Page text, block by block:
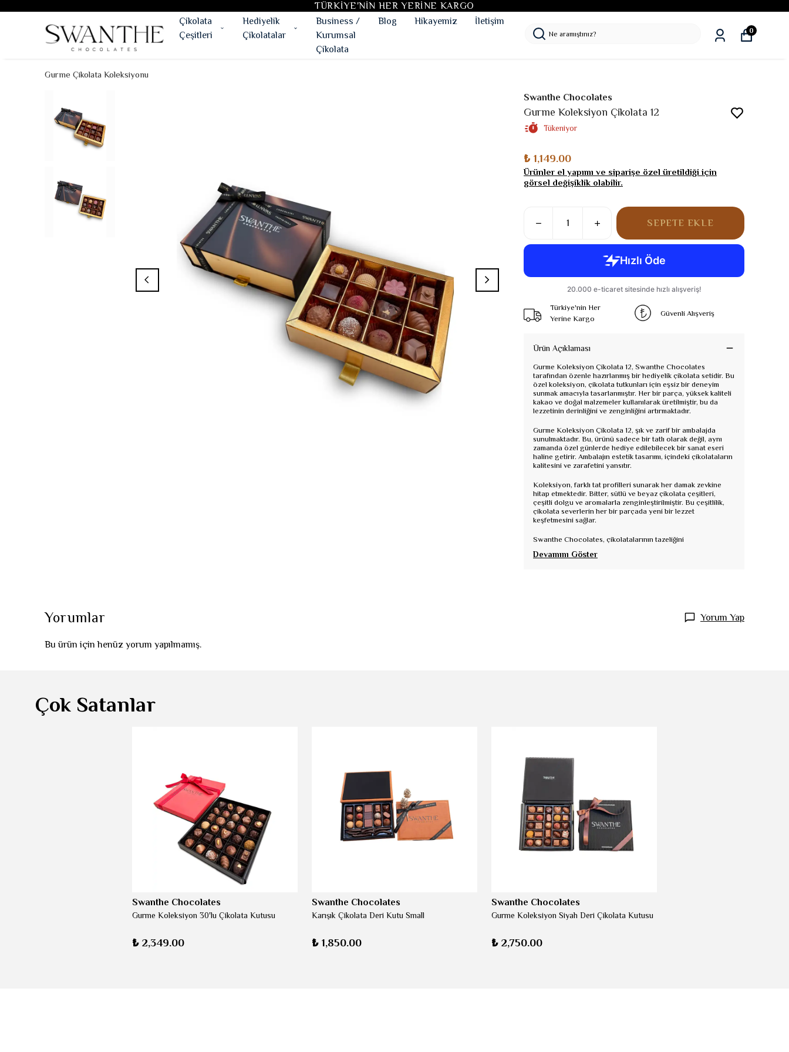
TÜRKIYE'NIN HER YERINE KARGO
Çikolata
Çeşitleri
Hediyelik
Çikolatalar
Business /
Kurumsal
Çikolata
Blog Hikayemiz İletişim
0
Gurme Çikolata Koleksiyonu
Swanthe Chocolates
Gurme Koleksiyon Çikolata 12
Tükeniyor
₺ 1,149.00
Ürünler el yapımı ve siparişe özel üretildiği için
görsel değişiklik olabilir.
SEPETE EKLE
Türkiye'nin Her
Yerine Kargo
Güvenli Alışveriş
Ürün Açıklaması
Gurme Koleksiyon Çikolata 12, Swanthe Chocolates
tarafından özenle hazırlanmış bir hediyelik çikolata setidir. Bu
özel koleksiyon, çikolata tutkunları için eşsiz bir deneyim
sunmak amacıyla tasarlanmıştır. Her bir parça, yüksek kaliteli
kakao ve doğal malzemeler kullanılarak üretilmiştir, bu da
lezzetinin derinliğini ve zenginliğini artırmaktadır.
Gurme Koleksiyon Çikolata 12, şık ve zarif bir ambalajda
sunulmaktadır. Bu, ürünü sadece bir tatlı olarak değil, aynı
zamanda özel günlerde hediye edilebilecek bir sanat eseri
haline getirir. Ambalajın estetik tasarımı, içindeki çikolataların
kalitesini ve zarafetini yansıtır.
Koleksiyon, farklı tat profilleri sunarak her damak zevkine
hitap etmektedir. Bitter, sütlü ve beyaz çikolata çeşitleri,
çeşitli dolgu ve aromalarla zenginleştirilmiştir. Bu çeşitlilik,
çikolata severlerin her bir parçada yeni bir lezzet
keşfetmesini sağlar.
Swanthe Chocolates, çikolatalarının tazeliğini
Devamını Göster
Yorumlar Yorum Yap
Bu ürün için henüz yorum yapılmamış.
Çok Satanlar
Swanthe Chocolates
Gurme Koleksiyon 30'lu Çikolata Kutusu
₺ 2,349.00
Swanthe Chocolates
Karışık Çikolata Deri Kutu Small
₺ 1,850.00
Swanthe Chocolates
Gurme Koleksiyon Siyah Deri Çikolata Kutusu
₺ 2,750.00